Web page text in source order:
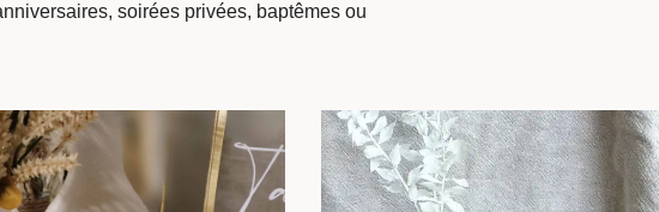
soirées privées, baptêmes ou